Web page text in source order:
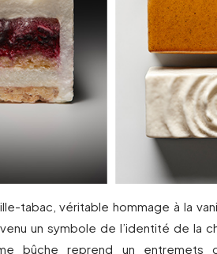
tabac, véritable hommage à la
un symbole de l’identité de la
bûche reprend un entremets